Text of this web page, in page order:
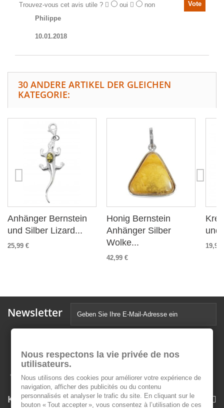
Trouvez-vous cet avis utile ? oui
non
Philippe
10.01.2018
30 ANDERE ARTIKEL DER GLEICHEN
KATEGORIE:
Anhänger Bernstein
und Silber Lizard...
25,99 €
Honig Bernstein
Anhänger Silber
Wolke...
42,99 €
und
19,99
Newsletter
Kategorien
Nous respectons la vie privée de nos
utilisateurs.
Nous utilisons des cookies pour améliorer votre expérience de
navigation, afficher des publicités ou du contenu
personnalisés et analyser le trafic du site. En cliquant sur le
bouton « Tout accepter », vous consentez à l’utilisation de ces